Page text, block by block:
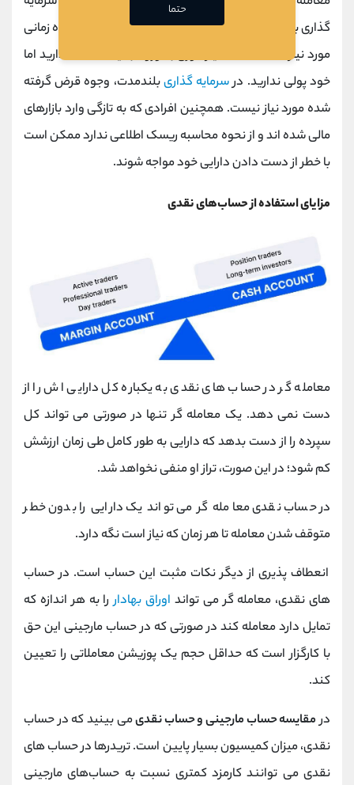
گذاری بلندمدت را ترجیح می ‌دهند. وجوه قرض گرفته شده زمانی
مورد نیاز است که شما نیاز فوری به ورود به یک معامله دارید اما
خود پولی ندارید. درسرمایه گذاریبلندمدت، وجوه قرض گرفته
شده مورد نیاز نیست. همچنین افرادی که به تازگی وارد بازارهای
مالی شده اند و از نحوه محاسبه ریسک اطلاعی ندارد ممکن است
با خطر از دست دادن دارایی خود مواجه شوند.
مزایای استفاده از حساب‌های نقدی
معامله گر در حساب های نقدی به یکباره کل دارایی اش را از
دست نمی دهد. یک معامله گر تنها در صورتی می ‌تواند کل
سپرده را از دست بدهد که دارایی به طور کامل طی زمان ارزشش
کم شود؛ در این صورت، تراز او منفی نخواهد شد.
در حساب نقدی معامله گر می تواند یک دارایی را بدون خطر
متوقف شدن معامله تا هر زمان که نیاز است نگه دارد.
انعطاف پذیری از دیگر نکات مثبت این حساب است. در حساب
های نقدی، معامله گر می تواند اوراق بهاداررا به هر اندازه که
تمایل دارد معامله کند در صورتی که در حساب مارجینی این حق
با کارگزار است که حداقل حجم یک پوزیشن معاملاتی را تعیین
کند.
درمقایسه حساب مارجینی و حساب نقدیمی بینید که در حساب
نقدی، میزان کمیسیون بسیار پایین است. تریدرها در حساب ‌های
نقدی می ‌توانند کارمزد کمتری نسبت به حساب‌های مارجینی
حتما